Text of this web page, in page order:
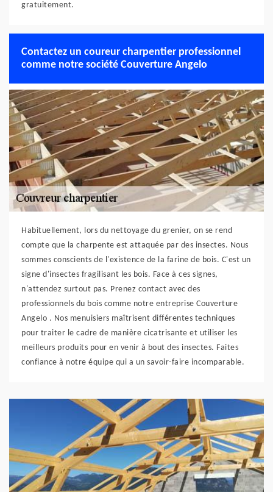
gratuitement.
Contactez un coureur charpentier professionnel
comme notre société Couverture Angelo
Habituellement, lors du nettoyage du grenier, on se rend
compte que la charpente est attaquée par des insectes. Nous
sommes conscients de l'existence de la farine de bois. C'est un
signe d'insectes fragilisant les bois. Face à ces signes,
n'attendez surtout pas. Prenez contact avec des
professionnels du bois comme notre entreprise Couverture
Angelo . Nos menuisiers maîtrisent différentes techniques
pour traiter le cadre de manière cicatrisante et utiliser les
meilleurs produits pour en venir à bout des insectes. Faites
confiance à notre équipe qui a un savoir-faire incomparable.